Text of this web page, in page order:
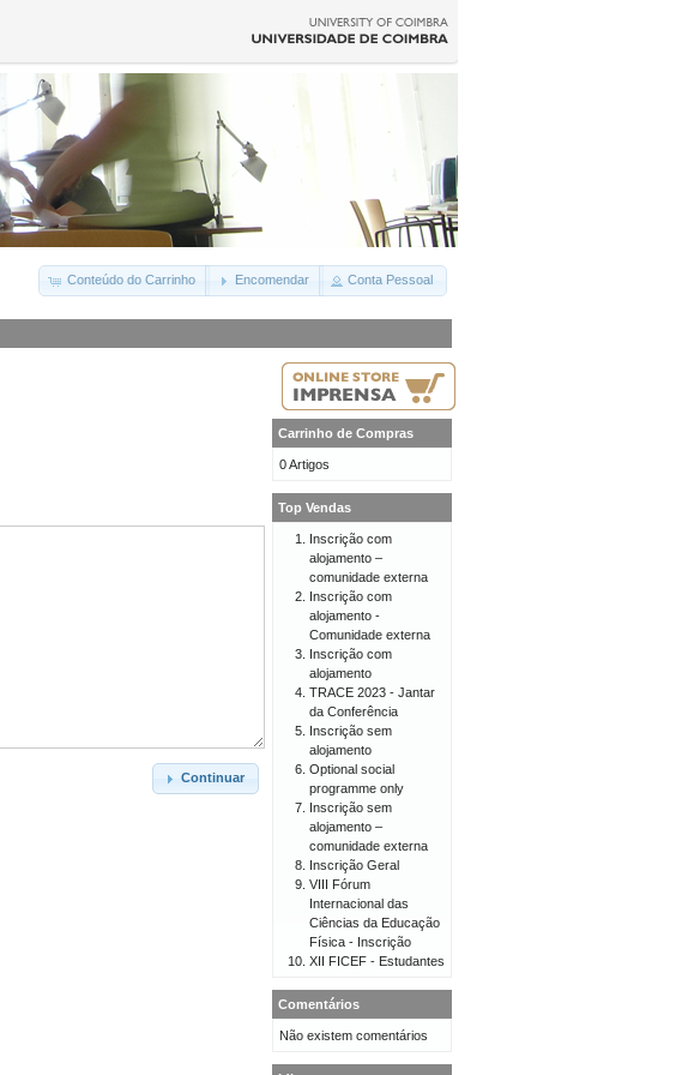
Conteúdo do Carrinho Encomendar Conta Pessoal
Continuar
Carrinho de Compras
0 Artigos
Top Vendas
Inscrição com
alojamento –
comunidade externa
Inscrição com
alojamento -
Comunidade externa
Inscrição com
alojamento
TRACE 2023 - Jantar
da Conferência
Inscrição sem
alojamento
Optional social
programme only
Inscrição sem
alojamento –
comunidade externa
Inscrição Geral
VIII Fórum
Internacional das
Ciências da Educação
Física - Inscrição
XII FICEF - Estudantes
Comentários
Não existem comentários